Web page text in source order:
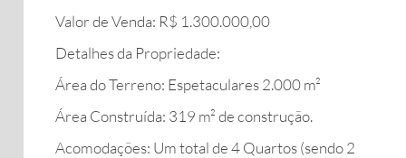
Valor de Venda: R$ 1.300.000,00
Detalhes da Propriedade:
Área do Terreno: Espetaculares 2.000 m²
Área Construída: 319 m² de construção.
Acomodações: Um total de 4 Quartos (sendo 2